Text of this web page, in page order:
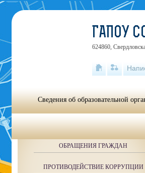
ОБРАЩЕНИЯ ГРАЖДАН
ПРОТИВОДЕЙСТВИЕ КОРРУПЦИИ
ГАПОУ
624860,
Сведения об образовательной